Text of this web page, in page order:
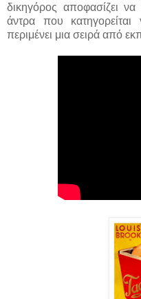
δικηγόρος αποφασίζει
άντρα που
περιμένει μια σειρά από